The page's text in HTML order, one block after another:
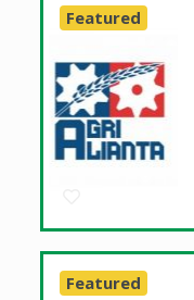
Featured
Featured